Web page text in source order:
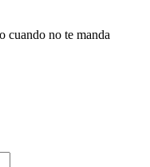
cuando no te manda